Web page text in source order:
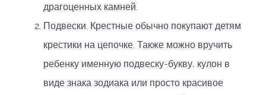
драгоценных камней.
Подвески. Крестные обычно покупают детям
крестики на цепочке. Также можно вручить
ребенку именную подвеску-букву, кулон в
виде знака зодиака или просто красивое